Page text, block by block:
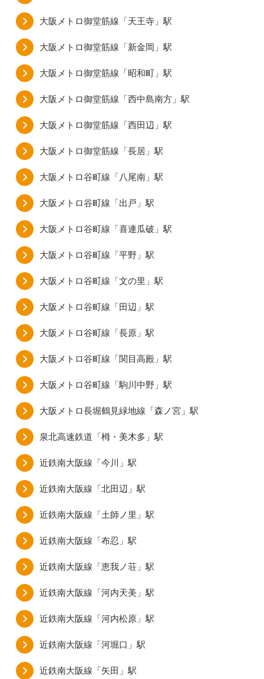
大阪メトロ御堂筋線「天王寺」駅
大阪メトロ御堂筋線「新金岡」駅
大阪メトロ御堂筋線「昭和町」駅
大阪メトロ御堂筋線「西中島南方」駅
大阪メトロ御堂筋線「西田辺」駅
大阪メトロ御堂筋線「長居」駅
大阪メトロ谷町線「八尾南」駅
大阪メトロ谷町線「出戸」駅
大阪メトロ谷町線「喜連瓜破」駅
大阪メトロ谷町線「平野」駅
大阪メトロ谷町線「文の里」駅
大阪メトロ谷町線「田辺」駅
大阪メトロ谷町線「長原」駅
大阪メトロ谷町線「関目高殿」駅
大阪メトロ谷町線「駒川中野」駅
大阪メトロ長堀鶴見緑地線「森ノ宮」駅
泉北高速鉄道「栂・美木多」駅
近鉄南大阪線「今川」駅
近鉄南大阪線「北田辺」駅
近鉄南大阪線「土師ノ里」駅
近鉄南大阪線「布忍」駅
近鉄南大阪線「恵我ノ荘」駅
近鉄南大阪線「河内天美」駅
近鉄南大阪線「河内松原」駅
近鉄南大阪線「河堀口」駅
近鉄南大阪線「矢田」駅